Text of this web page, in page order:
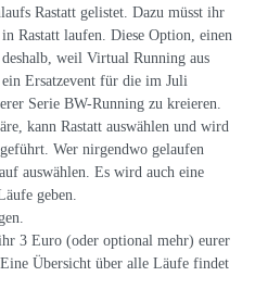
Rastatt gelistet. Dazu müsst ihr
Rastatt laufen. Diese Option, einen
weil Virtual Running aus
ein Ersatzevent für die im Juli
Serie BW-Running zu kreieren.
kann Rastatt auswählen und wird
Wer nirgendwo gelaufen
auswählen. Es wird auch eine
geben.
3 Euro (oder optional mehr) eurer
Übersicht über alle Läufe findet